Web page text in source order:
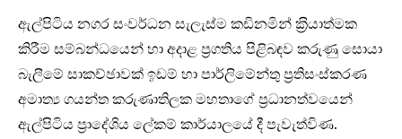
ඇල්පිටිය නගර සංවර්ධන සැලැස්ම කඩිනමින් ක‍්‍රියාත්මක
කිරීම සම්බන්ධයෙන් හා අදාළ ප‍්‍රගතිය පිළිබඳව කරුණු සොයා
බැලීමේ සාකච්ඡාවක් ඉඩම් හා පාර්ලිමේන්තු ප‍්‍රතිසංස්කරණ
අමාත්‍ය ගයන්ත කරුණාතිලක මහතාගේ ප‍්‍රධානත්වයෙන්
ඇල්පිටිය ප‍්‍රාදේශිය ලේකම් කාර්යාලයේ දී පැවැත්විණ.